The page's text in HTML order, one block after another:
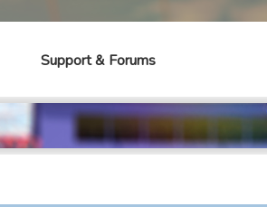
Support & Forums